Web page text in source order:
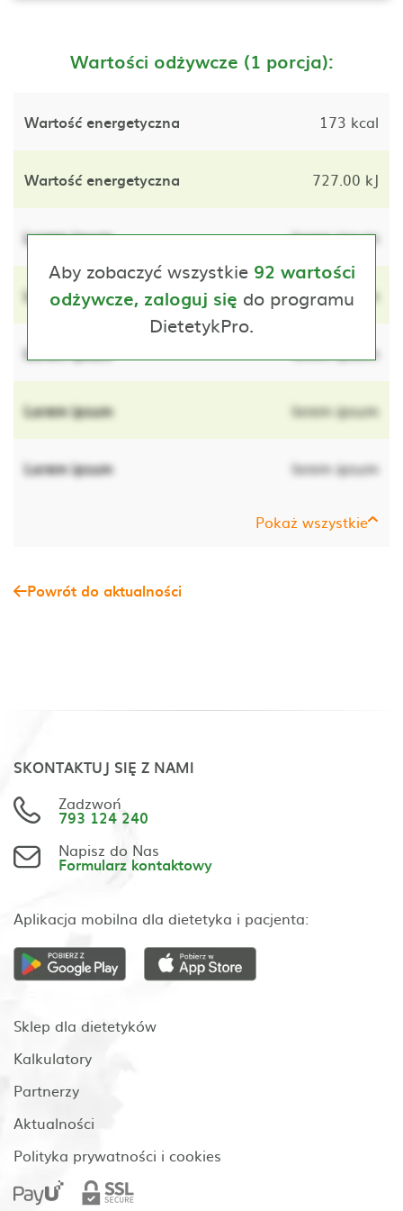
Wartości odżywcze (1 porcja):
Wartość energetyczna 173 kcal
Wartość energetyczna 727.00 kJ
Lorem ipsum lorem ipsum
Lorem ipsum lorem ipsum
Lorem ipsum lorem ipsum
Lorem ipsum lorem ipsum
Lorem ipsum lorem ipsum
Pokaż wszystkie
Aby zobaczyć wszystkie 92 wartości
odżywcze, zaloguj się do programu
DietetykPro.
Powrót do aktualności
SKONTAKTUJ SIĘ Z NAMI
Zadzwoń
793 124 240
Napisz do Nas
Formularz kontaktowy
Aplikacja mobilna dla dietetyka i pacjenta:
Sklep dla dietetyków
Kalkulatory
Partnerzy
Aktualności
Polityka prywatności i cookies